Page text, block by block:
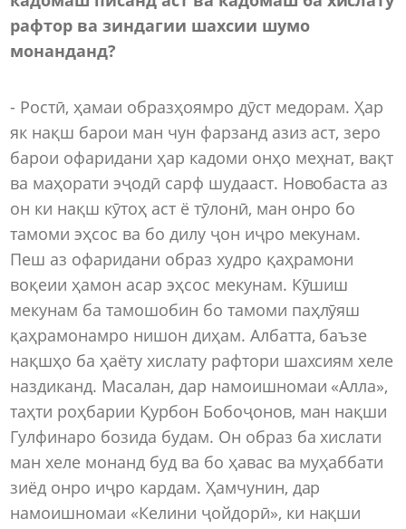
рафтор ва зиндагии шахсии шумо
монанданд?
- Ростӣ, ҳамаи образҳоямро дӯст медорам. Ҳар
як нақш барои ман чун фарзанд азиз аст, зеро
барои офаридани ҳар кадоми онҳо меҳнат, вақт
ва маҳорати эҷодӣ сарф шудааст. Новобаста аз
он ки нақш кӯтоҳ аст ё тӯлонӣ, ман онро бо
тамоми эҳсос ва бо дилу ҷон иҷро мекунам.
Пеш аз офаридани образ худро қаҳрамони
воқеии ҳамон асар эҳсос мекунам. Кӯшиш
мекунам ба тамошобин бо тамоми паҳлӯяш
қаҳрамонамро нишон диҳам. Албатта, баъзе
нақшҳо ба ҳаёту хислату рафтори шахсиям хеле
наздиканд. Масалан, дар намоишномаи «Алла»,
таҳти роҳбарии Қурбон Бобоҷонов, ман нақши
Гулфинаро бозида будам. Он образ ба хислати
ман хеле монанд буд ва бо ҳавас ва муҳаббати
зиёд онро иҷро кардам. Ҳамчунин, дар
намоишномаи «Келини ҷойдорӣ», ки нақши